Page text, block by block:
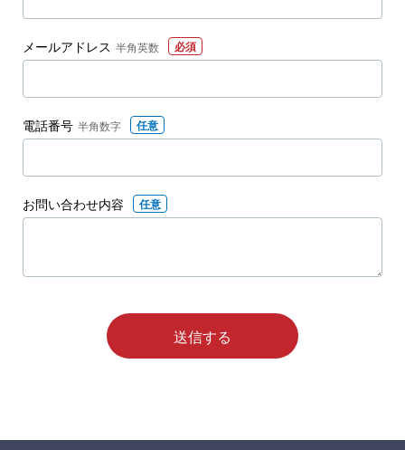
メールアドレス 半角英数 必須
電話番号 半角数字 任意
お問い合わせ内容 任意
送信する